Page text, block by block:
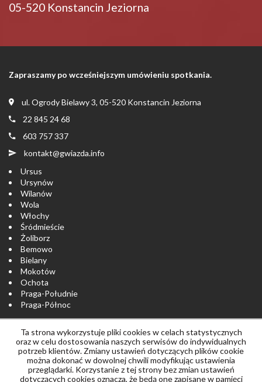
05-520 Konstancin Jeziorna
Zapraszamy po wcześniejszym umówieniu spotkania.
ul. Ogrody Bielawy 3, 05-520 Konstancin Jeziorna
22 845 24 68
603 757 337
kontakt@gwiazda.info
Ursus
Ursynów
Wilanów
Wola
Włochy
Śródmieście
Żoliborz
Bemowo
Bielany
Mokotów
Ochota
Praga-Południe
Praga-Północ
Strona główna notatnik Skontaktuj się
Polityka prywatności
Ta strona wykorzystuje pliki cookies w celach statystycznych
oraz w celu dostosowania naszych serwisów do indywidualnych
potrzeb klientów. Zmiany ustawień dotyczących plików cookie
można dokonać w dowolnej chwili modyfikując ustawienia
przeglądarki. Korzystanie z tej strony bez zmian ustawień
dotyczących cookies oznacza, że będą one zapisane w pamięci